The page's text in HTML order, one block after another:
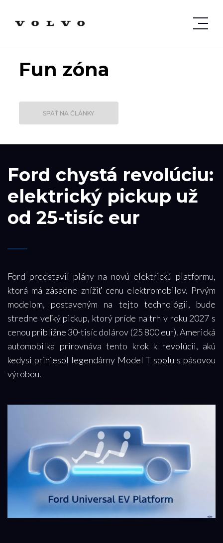
Fun zóna
SPÄŤ NA ČLÁNKY
Ford chystá revolúciu:
elektrický pickup už
od 25-tisíc eur
Ford predstavil plány na novú elektrickú platformu,
ktorá má zásadne znížiť cenu elektromobilov. Prvým
modelom, postaveným na tejto technológii, bude
stredne veľký pickup, ktorý príde na trh v roku 2027 s
cenou približne 30-tisíc dolárov (25 800 eur). Americká
automobilka prirovnáva tento krok k revolúcii, akú
kedysi priniesol legendárny Model T spolu s pásovou
výrobou.